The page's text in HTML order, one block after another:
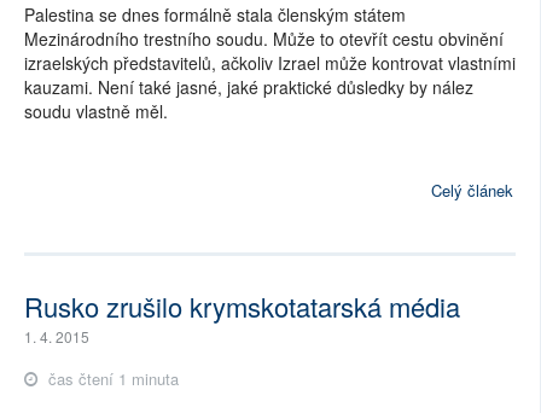
Palestina se dnes formálně stala členským státem
Mezinárodního trestního soudu. Může to otevřít cestu obvinění
izraelských představitelů, ačkoliv Izrael může kontrovat vlastními
kauzami. Není také jasné, jaké praktické důsledky by nález
soudu vlastně měl.
Celý článek
Rusko zrušilo krymskotatarská média
1. 4. 2015
čas čtení 1 minuta